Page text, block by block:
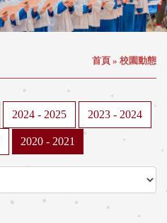
首頁 » 校園動態
2024 - 2025 2023 - 2024
2020 - 2021